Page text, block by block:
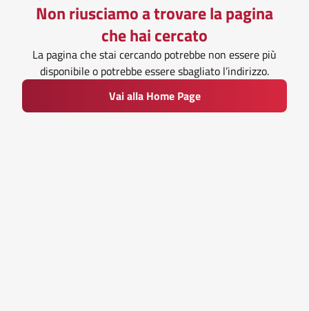
Non riusciamo a trovare la pagina
che hai cercato
La pagina che stai cercando potrebbe non essere più
disponibile o potrebbe essere sbagliato l’indirizzo.
Vai alla Home Page